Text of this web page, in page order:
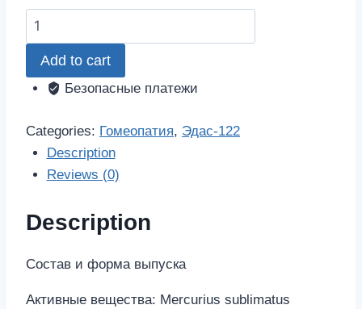
Эдас-122
quantity
Add to cart
Безопасные платежи
Categories: Гомеопатия, Эдас-122
Description
Reviews (0)
Description
Состав и форма выпуска
Ак­тив­ные ве­ще­ства: Mercurius sublimatus